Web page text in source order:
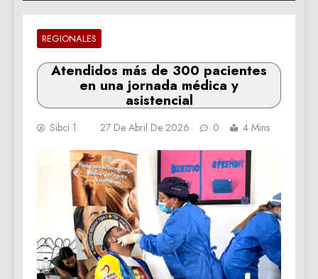
REGIONALES
Atendidos más de 300 pacientes
en una jornada médica y
asistencial
Sibci 1 27 De Abril De 2026 0 4 Mins